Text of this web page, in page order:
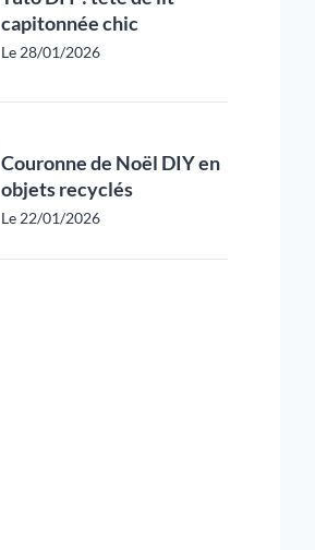
capitonnée chic
Le 28/01/2026
Couronne de Noël DIY en
objets recyclés
Le 22/01/2026